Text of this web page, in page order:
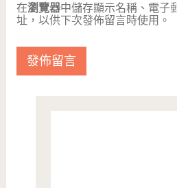
在瀏覽器中儲存顯示名稱、電子
址，以供下次發佈留言時使用。